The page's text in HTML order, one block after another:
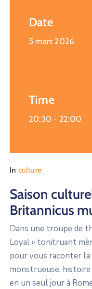
Date
5 mars 2026
Time
20:30 - 22:00
In culture
Saison
Britannicus
Dans une troupe de
Loyal » tonitruant
pour vous raconter
monstrueuse,
en un seul jour à